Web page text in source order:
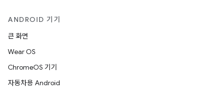
ANDROID 기기
큰 화면
Wear OS
ChromeOS 기기
자동차용 Android